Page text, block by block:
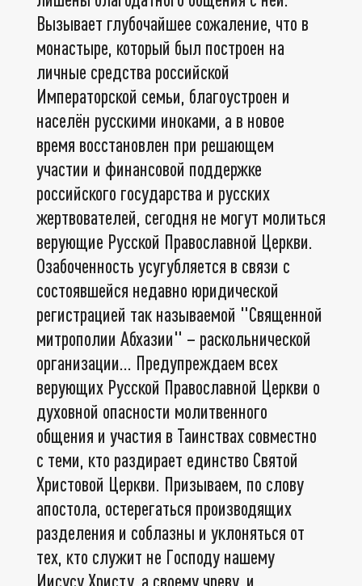
Вызывает глубочайшее сожаление, что в
монастыре, который был построен на
личные средства российской
Императорской семьи, благоустроен и
населён русскими иноками, а в новое
время восстановлен при решающем
участии и финансовой поддержке
российского государства и русских
жертвователей, сегодня не могут молиться
верующие Русской Православной Церкви.
Озабоченность усугубляется в связи с
состоявшейся недавно юридической
регистрацией так называемой "Священной
митрополии Абхазии" – раскольнической
организации... Предупреждаем всех
верующих Русской Православной Церкви о
духовной опасности молитвенного
общения и участия в Таинствах совместно
с теми, кто раздирает единство Святой
Христовой Церкви. Призываем, по слову
апостола, остерегаться производящих
разделения и соблазны и уклоняться от
тех, кто служит не Господу нашему
Иисусу Христу, а своему чреву, и